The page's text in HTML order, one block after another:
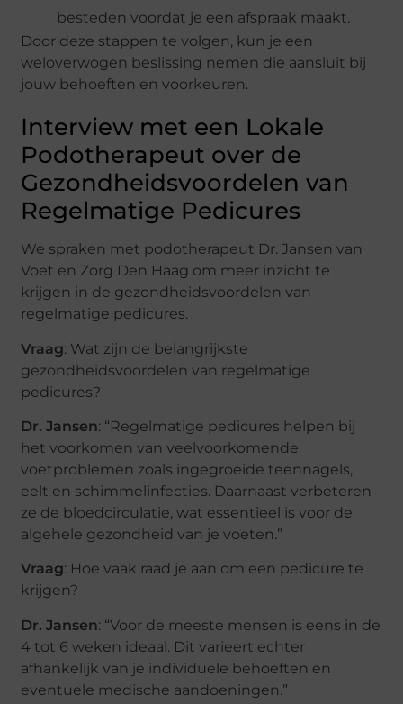
besteden voordat je een afspraak maakt.
Door deze stappen te volgen, kun je een
weloverwogen beslissing nemen die aansluit bij
jouw behoeften en voorkeuren.
Interview met een Lokale
Podotherapeut over de
Gezondheidsvoordelen van
Regelmatige Pedicures
We spraken met podotherapeut Dr. Jansen van
Voet en Zorg Den Haag om meer inzicht te
krijgen in de gezondheidsvoordelen van
regelmatige pedicures.
Vraag: Wat zijn de belangrijkste
gezondheidsvoordelen van regelmatige
pedicures?
Dr. Jansen: “Regelmatige pedicures helpen bij
het voorkomen van veelvoorkomende
voetproblemen zoals ingegroeide teennagels,
eelt en schimmelinfecties. Daarnaast verbeteren
ze de bloedcirculatie, wat essentieel is voor de
algehele gezondheid van je voeten.”
Vraag: Hoe vaak raad je aan om een pedicure te
krijgen?
Dr. Jansen: “Voor de meeste mensen is eens in de
4 tot 6 weken ideaal. Dit varieert echter
afhankelijk van je individuele behoeften en
eventuele medische aandoeningen.”